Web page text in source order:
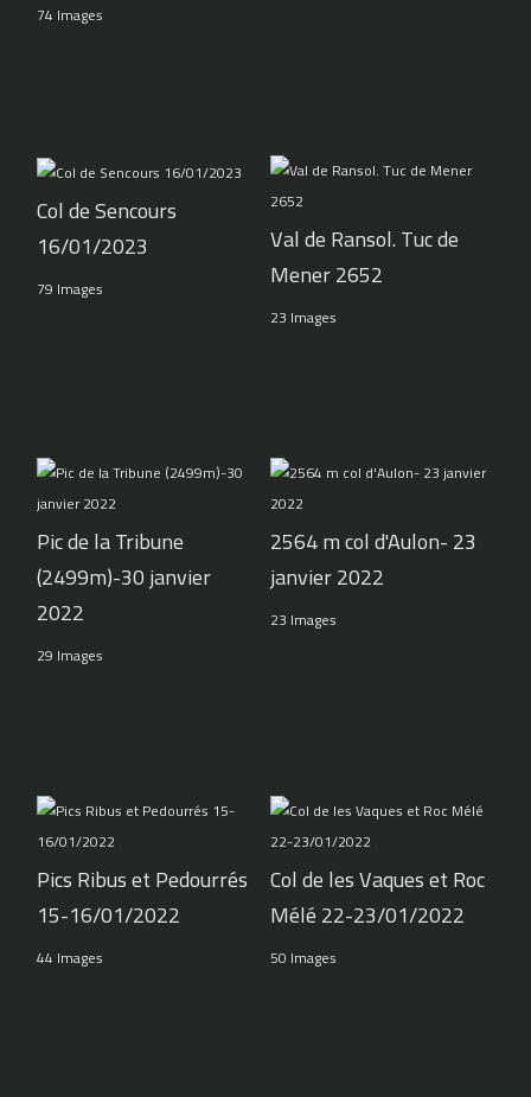
74 Images
Col de Sencours
16/01/2023
79 Images
Val de Ransol. Tuc de
Mener 2652
23 Images
Pic de la Tribune
(2499m)-30 janvier
2022
29 Images
2564 m col d'Aulon- 23
janvier 2022
23 Images
Pics Ribus et Pedourrés
15-16/01/2022
44 Images
Col de les Vaques et Roc
Mélé 22-23/01/2022
50 Images